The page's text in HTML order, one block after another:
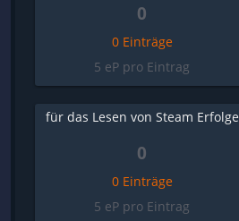
0
0 Einträge
5 eP pro Eintrag
für das Lesen von Steam Erfolge
0
0 Einträge
5 eP pro Eintrag